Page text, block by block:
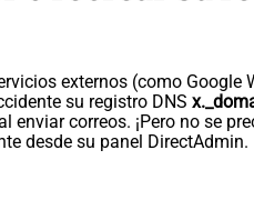
externos (como
su registro DNS
enviar correos. ¡Pero no se
desde su panel DirectAdmin.